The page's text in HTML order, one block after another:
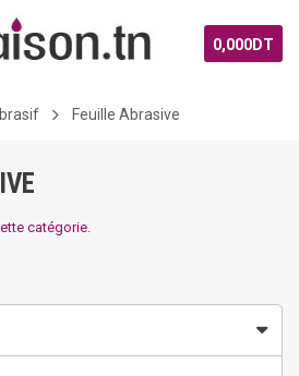
0,000DT
Feuille Abrasive
catégorie.